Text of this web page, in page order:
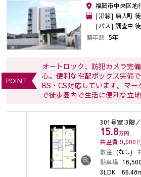
福岡市中央区地
[沿線] 唐人町
[バス] 調査中
築年数 5年
POINT
オートロック、防犯カメラ完
心。便利な宅配ボックス完備
BS・CS対応しています。マ
で徒歩圏内で生活に便利な立地
301号室（3階
15.8万円
共益費:9,000
敷金 (なし)
駐車場
3LDK